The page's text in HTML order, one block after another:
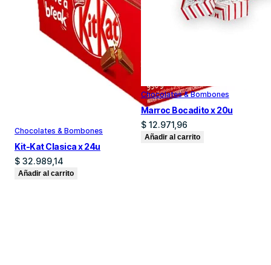
Chocolates & Bombones
Kit-Kat Clasica x 24u
$ 32.989,14
Añadir al carrito
Chocolates & Bombones
Marroc Bocadito x 20u
$12.971,96
Añadir al carrito